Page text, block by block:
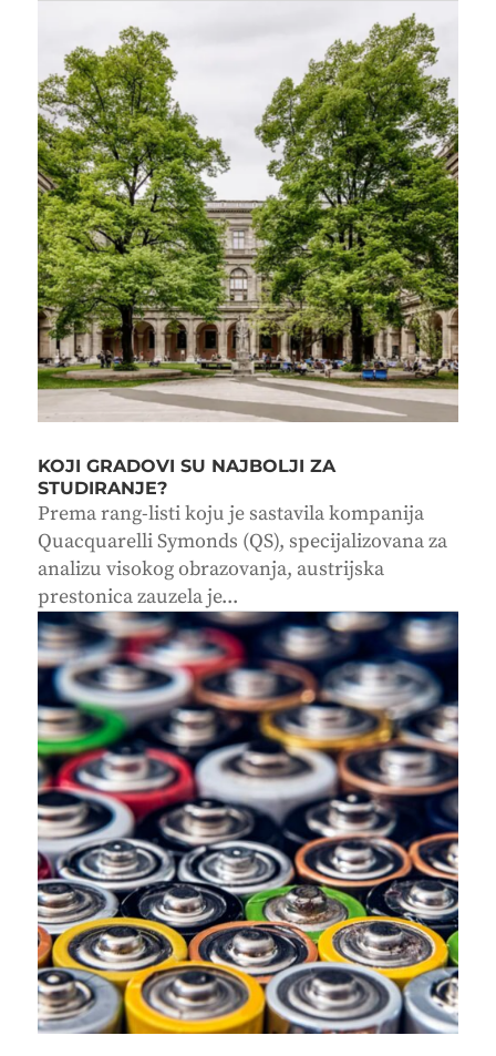
KOJI GRADOVI SU NAJBOLJI ZA
STUDIRANJE?
Prema rang-listi koju je sastavila kompanija
Quacquarelli Symonds (QS), specijalizovana za
analizu visokog obrazovanja, austrijska
prestonica zauzela je...